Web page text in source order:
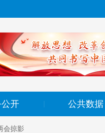
开 公共数据
会掠影